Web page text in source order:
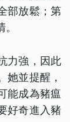
部放鬆；第
力強，因此
她並提醒，
能成為豬瘟
好奇進入豬